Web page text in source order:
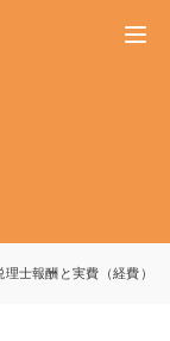
理士報酬と実費（経費）の